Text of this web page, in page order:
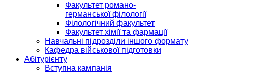
Факультет романо-
германської філології
Філологічний факультет
Факультет хімії та фармації
Навчальні підрозділи іншого формату
Кафедра військової підготовки
Абітурієнту
Вступна кампанія